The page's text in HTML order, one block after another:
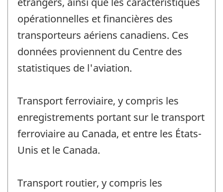
opérationnelles et financières des
transporteurs aériens canadiens. Ces
données proviennent du Centre des
statistiques de l'aviation.
Transport ferroviaire, y compris les
enregistrements portant sur le transport
ferroviaire au Canada, et entre les États-
Unis et le Canada.
Transport routier, y compris les